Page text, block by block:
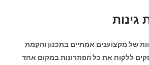
גינות
של מקצוענים אמתיים בתכנון והקמת
ללקוח את כל הפתרונות במקום אחד